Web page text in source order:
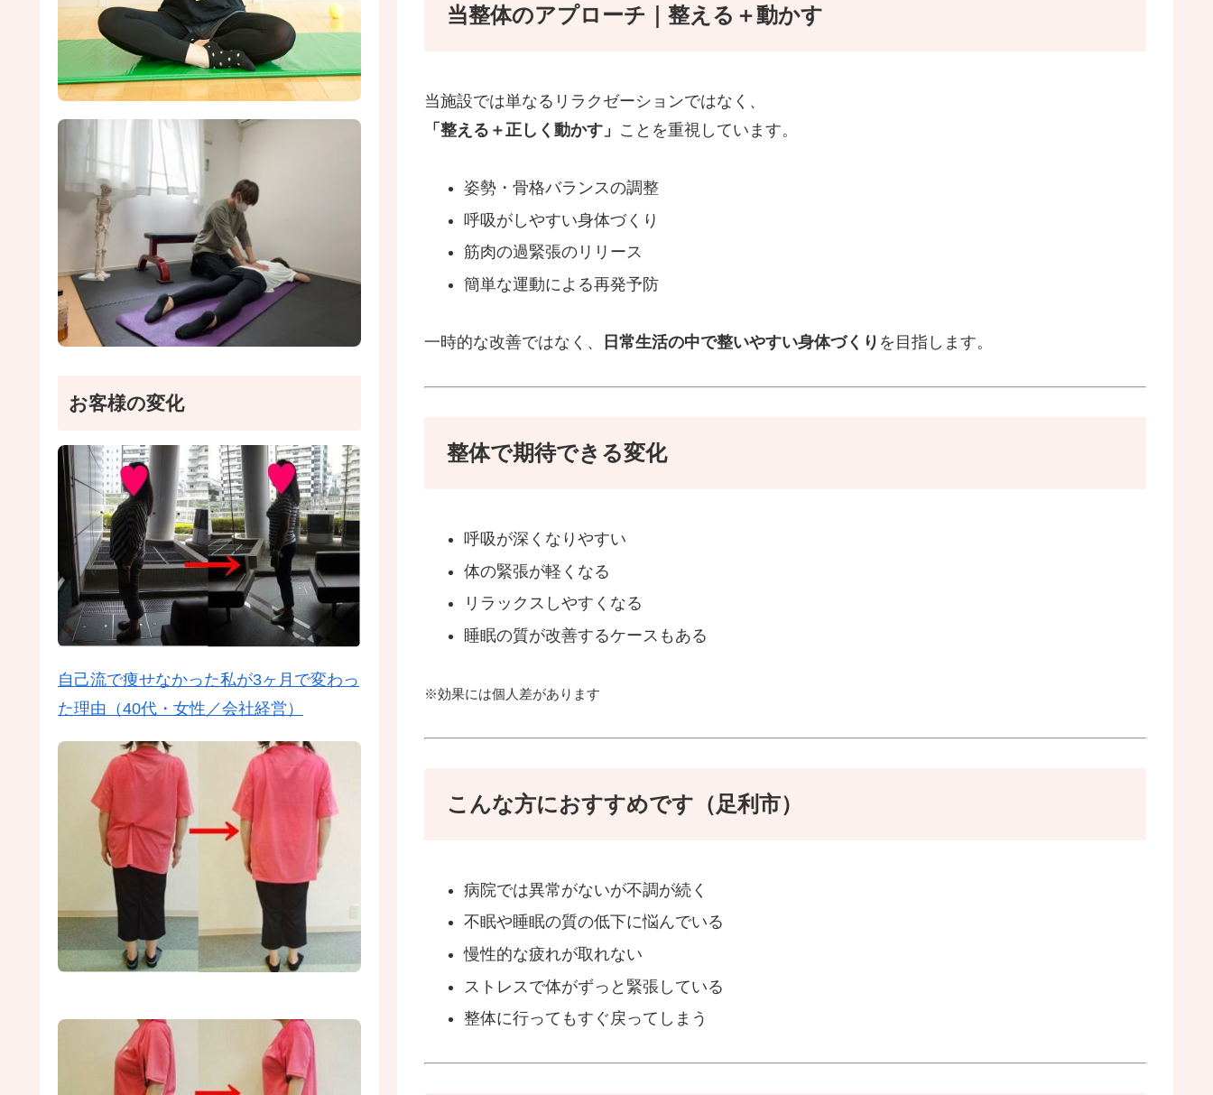
当整体のアプローチ｜整える＋動かす
当施設では単なるリラクゼーションではなく、
「整える＋正しく動かす」 ことを重視しています。
姿勢・骨格バランスの調整
呼吸がしやすい身体づくり
筋肉の過緊張のリリース
簡単な運動による再発予防
一時的な改善ではなく、 日常生活の中で整いやすい身体づくり を目指します。
整体で期待できる変化
呼吸が深くなりやすい
体の緊張が軽くなる
リラックスしやすくなる
睡眠の質が改善するケースもある
※効果には個人差があります
こんな方におすすめです（足利市）
病院では異常がないが不調が続く
不眠や睡眠の質の低下に悩んでいる
慢性的な疲れが取れない
ストレスで体がずっと緊張している
整体に行ってもすぐ戻ってしまう
お客様の変化
自己流で痩せなかった私が3ヶ月で変わっ
た理由（40代・女性／会社経営）